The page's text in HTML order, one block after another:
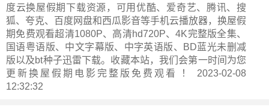
度云换屋假期下载资源，可用优酷、爱奇艺、腾讯、搜
狐、夸克、百度网盘和西瓜影音等手机云播放器，换屋假
期免费观看超清1080P、高清hd720P、4K完整版全集、
国语粤语版、中文字幕版、中字英语版、BD蓝光未删减
版以及bt种子迅雷下载。收藏本站，我们会第一时间为您
更新换屋假期电影完整版 免费观看 ！ 2023-02-08
12:32:32